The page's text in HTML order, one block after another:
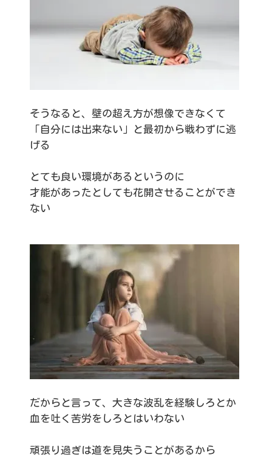
そうなると、壁の超え方が想像できなくて
「自分には出来ない」と最初から戦わずに逃
げる
とても良い環境があるというのに
才能があったとしても花開させることができ
ない
だからと言って、大きな波乱を経験しろとか
血を吐く苦労をしろとはいわない
頑張り過ぎは道を見失うことがあるから